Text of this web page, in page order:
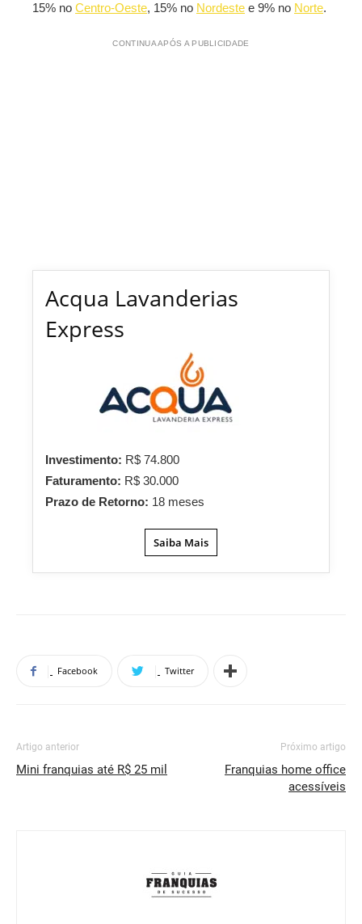
15% no Centro-Oeste, 15% no Nordeste e 9% no Norte.
CONTINUA APÓS A PUBLICIDADE
Acqua Lavanderias
Express
Investimento: R$ 74.800
Faturamento: R$ 30.000
Prazo de Retorno: 18 meses
Saiba Mais
Facebook Twitter
Artigo anterior
Mini franquias até R$ 25 mil
Próximo artigo
Franquias home office
acessíveis